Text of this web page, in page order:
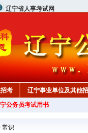
辽宁省人事考试网
考 辽宁事业单位及其他
公务员考试用书
常识